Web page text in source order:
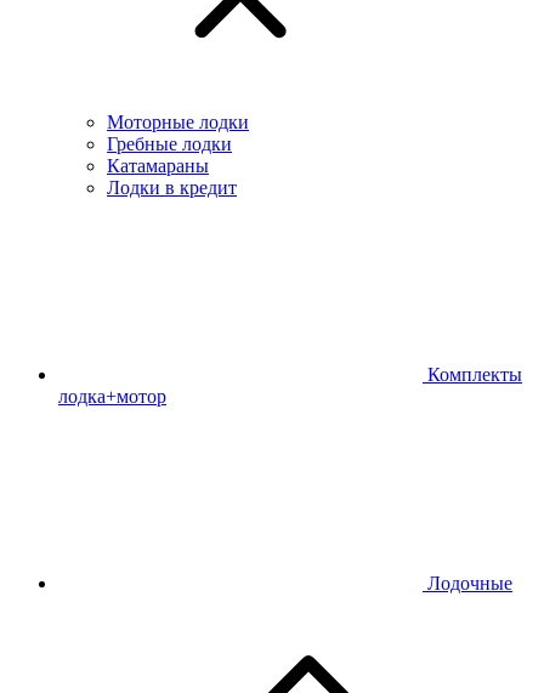
Моторные лодки
Гребные лодки
Катамараны
Лодки в кредит
Комплекты
лодка+мотор
Лодочные